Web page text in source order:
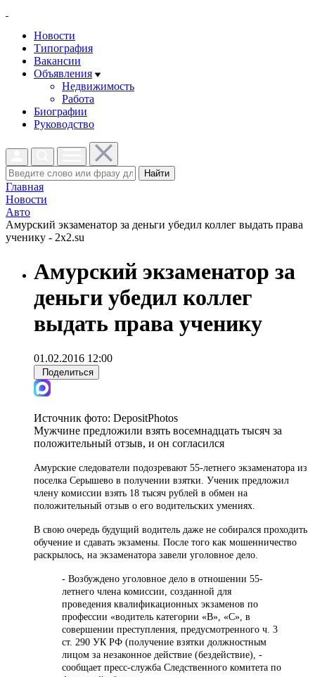
Новости
Типография
Вакансии
Объявления
Недвижимость
Работа
Биографии
Руководство
Найти
Главная
Новости
Авто
Амурский экзаменатор за деньги убедил коллег выдать права
ученику - 2x2.su
Амурский экзаменатор за
деньги убедил коллег
выдать права ученику
01.02.2016 12:00
Поделиться
Источник фото: DepositPhotos
Мужчине предложили взять восемнадцать тысяч за
положительный отзыв, и он согласился
Амурские следователи подозревают 55-летнего экзаменатора из
поселка Серышево в получении взятки. Ученик предложил
члену комиссии взять 18 тысяч рублей в обмен на
положительный отзыв о его водительских умениях.
В свою очередь будущий водитель даже не собирался проходить
обучение и сдавать экзамены. После того как мошенничество
раскрылось, на экзаменатора завели уголовное дело.
- Возбуждено уголовное дело в отношении 55-
летнего члена комиссии, созданной для
проведения квалификационных экзаменов по
профессии «водитель категории «В», «С», в
совершении преступления, предусмотренного ч. 3
ст. 290 УК РФ (получение взятки должностным
лицом за незаконное действие (бездействие), -
сообщает пресс-служба Следственного комитета по